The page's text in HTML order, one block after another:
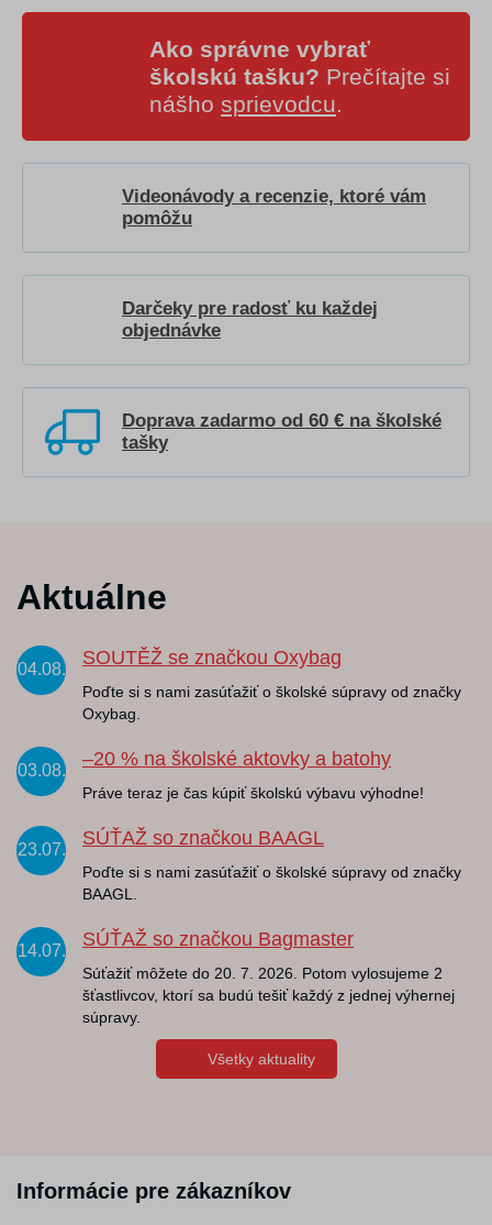
Ako správne vybrať
školskú tašku? Prečítajte si
nášho sprievodcu.
Videonávody a recenzie, ktoré vám
pomôžu
Darčeky pre radosť ku každej
objednávke
Doprava zadarmo od 60 € na školské
tašky
Aktuálne
04.08.
SOUTĚŽ se značkou Oxybag
Poďte si s nami zasúťažiť o školské súpravy od značky
Oxybag.
03.08.
–20 % na školské aktovky a batohy
Práve teraz je čas kúpiť školskú výbavu výhodne!
23.07.
SÚŤAŽ so značkou BAAGL
Poďte si s nami zasúťažiť o školské súpravy od značky
BAAGL.
14.07.
SÚŤAŽ so značkou Bagmaster
Súťažiť môžete do 20. 7. 2026. Potom vylosujeme 2
šťastlivcov, ktorí sa budú tešiť každý z jednej výhernej
súpravy.
Všetky aktuality
Informácie pre zákazníkov